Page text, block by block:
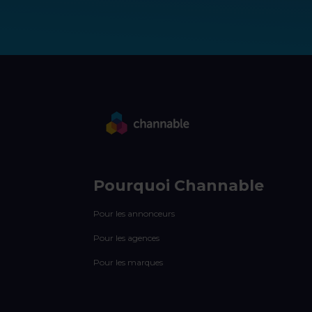
Pourquoi Channable
Pour les annonceurs
Pour les agences
Pour les marques